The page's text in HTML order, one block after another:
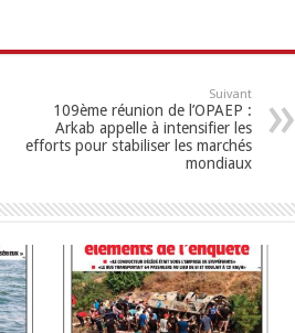
Suivant
109ème réunion de l’OPAEP :
Arkab appelle à intensifier les
efforts pour stabiliser les marchés
mondiaux